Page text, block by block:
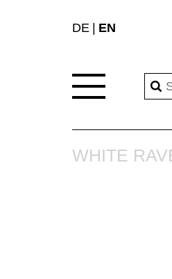
DE EN
WHITE